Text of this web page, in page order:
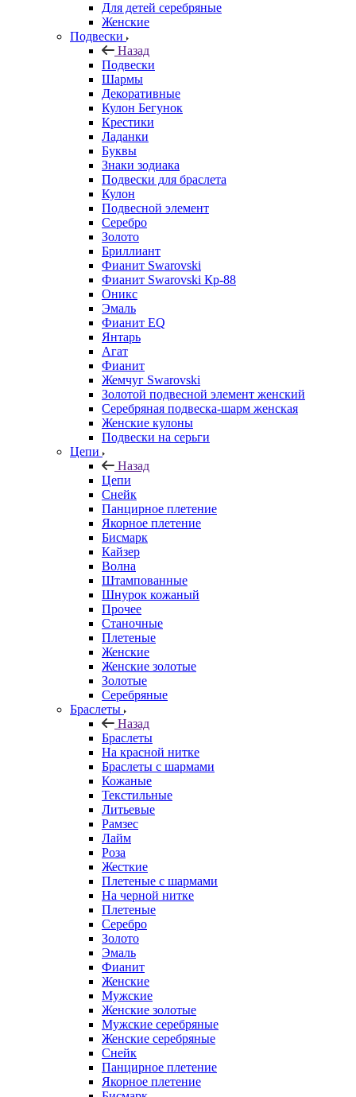
Для детей серебряные
Женские
Подвески
Назад
Подвески
Шармы
Декоративные
Кулон Бегунок
Крестики
Ладанки
Буквы
Знаки зодиака
Подвески для браслета
Кулон
Подвесной элемент
Серебро
Золото
Бриллиант
Фианит Swarovski
Фианит Swarovski Кр-88
Оникс
Эмаль
Фианит EQ
Янтарь
Агат
Фианит
Жемчуг Swarovski
Золотой подвесной элемент женcкий
Серебряная подвеска-шарм женская
Женские кулоны
Подвески на серьги
Цепи
Назад
Цепи
Снейк
Панцирное плетение
Якорное плетение
Бисмарк
Кайзер
Волна
Штампованные
Шнурок кожаный
Прочее
Станочные
Плетеные
Женские
Женские золотые
Золотые
Серебряные
Браслеты
Назад
Браслеты
На красной нитке
Браслеты с шармами
Кожаные
Текстильные
Литьевые
Рамзес
Лайм
Роза
Жесткие
Плетеные с шармами
На черной нитке
Плетеные
Серебро
Золото
Эмаль
Фианит
Женские
Мужские
Женские золотые
Мужские серебряные
Женские серебряные
Снейк
Панцирное плетение
Якорное плетение